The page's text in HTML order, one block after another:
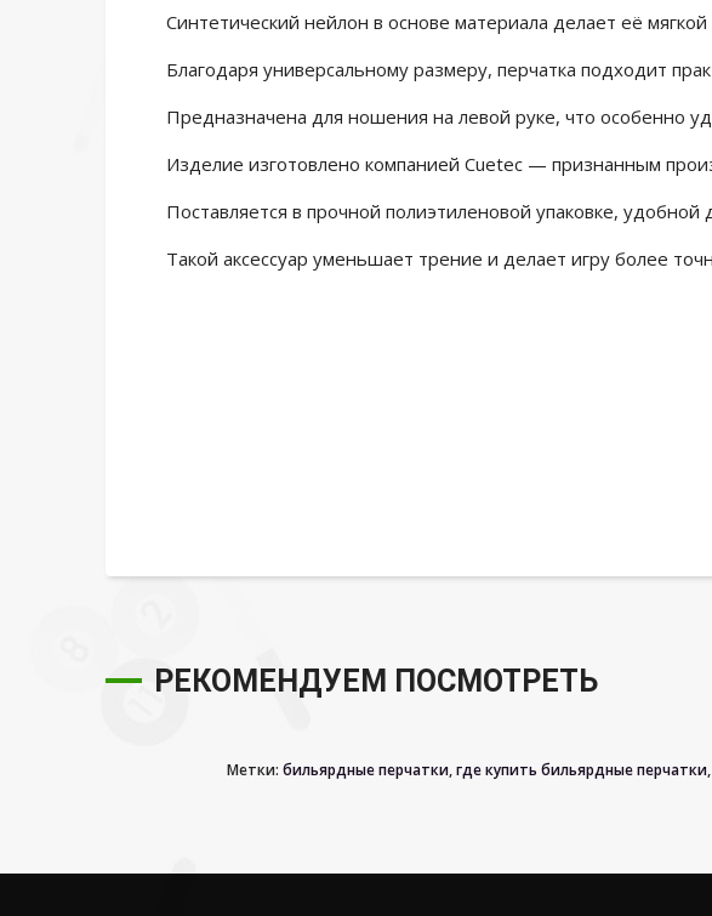
Синтетический нейлон в основе материала делает её мягкой
Благодаря универсальному размеру, перчатка подходит
Предназначена для ношения на левой руке, что особенно
Изделие изготовлено компанией Cuetec — признанным
Поставляется в прочной полиэтиленовой упаковке, удобной
Такой аксессуар уменьшает трение и делает игру более
РЕКОМЕНДУЕМ ПОСМОТРЕТЬ
Метки: бильярдные перчатки,где купить бильярдные перчатки,